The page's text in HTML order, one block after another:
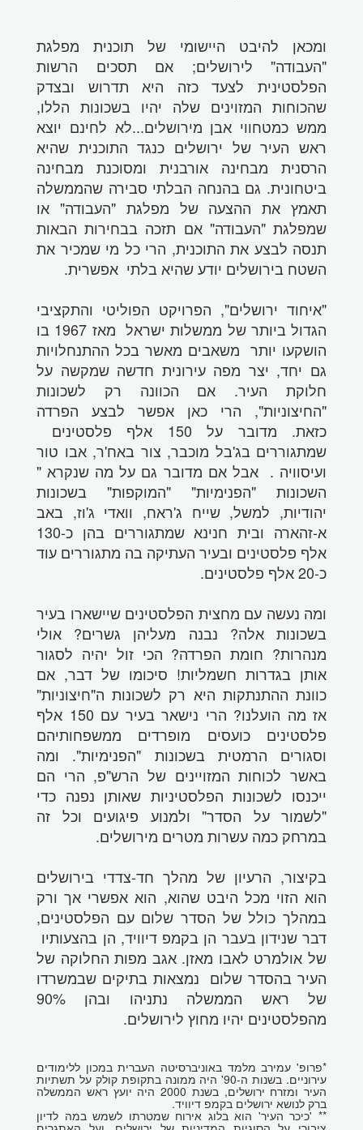
ומכאן להיבט היישומי של תוכנית מפלגת
"העבודה" לירושלים; אם תסכים הרשות
הפלסטינית לצעד כזה היא תדרוש ובצדק
שהכוחות המזוינים שלה יהיו בשכונות הללו,
ממש כמטחווי אבן מירושלים...לא לחינם יוצא
ראש העיר של ירושלים כנגד התוכנית שהיא
הרסנית מבחינה אורבנית ומסוכנת מבחינה
ביטחונית. גם בהנחה הבלתי סבירה שהממשלה
תאמץ את ההצעה של מפלגת "העבודה" או
שמפלגת "העבודה" אם תזכה בבחירות הבאות
תנסה לבצע את התוכנית, הרי כל מי שמכיר את
השטח בירושלים יודע שהיא בלתי אפשרית.
"איחוד ירושלים", הפרויקט הפוליטי והתקציבי
הגדול ביותר של ממשלות ישראל מאז 1967 בו
הושקעו יותר משאבים מאשר בכל ההתנחלויות
גם יחד, יצר מפה עירונית חדשה שמקשה על
חלוקת העיר. אם הכוונה רק לשכונות
"החיצוניות", הרי כאן אפשר לבצע הפרדה
כזאת. מדובר על 150 אלף פלסטינים
שמתגוררים בג'בל מוכבר, צור באח'ר, אבו טור
ועיסוויה . אבל אם מדובר גם על מה שנקרא "
השכונות "הפנימיות" "המוקפות" בשכונות
יהודיות, למשל, שייח ג'ראח, וואדי ג'וז, באב
א-זהארה ובית חנינא שמתגוררים בהן כ-130
אלף פלסטינים ובעיר העתיקה בה מתגוררים עוד
כ-20 אלף פלסטינים.
ומה נעשה עם מחצית הפלסטינים שיישארו בעיר
בשכונות אלה? נבנה מעליהן גשרים? אולי
מנהרות? חומת הפרדה? הכי זול יהיה לסגור
אותן בגדרות חשמליות! סיכומו של דבר, אם
כוונת ההתנתקות היא רק לשכונות ה"חיצוניות"
אז מה הועלנו? הרי נישאר בעיר עם 150 אלף
פלסטינים כועסים מופרדים ממשפחותיהם
וסגורים הרמטית בשכונות "הפנימיות". ומה
באשר לכוחות המזויינים של הרש"פ, הרי הם
ייכנסו לשכונות הפלסטיניות שאותן נפנה כדי
"לשמור על הסדר" ולמנוע פיגועים וכל זה
במרחק כמה עשרות מטרים מירושלים.
בקיצור, הרעיון של מהלך חד-צדדי בירושלים
הוא הזוי מכל היבט שהוא, הוא אפשרי אך ורק
במהלך כולל של הסדר שלום עם הפלסטינים,
דבר שנידון בעבר הן בקמפ דיוויד, הן בהצעותיו
של אולמרט לאבו מאזן. אגב מפות החלוקה של
העיר בהסדר שלום נמצאות בתיקים שבמשרדו
של ראש הממשלה נתניהו ובהן 90%
מהפלסטינים יהיו מחוץ לירושלים.
*פרופ' עמירב מלמד באוניברסיטה העברית במכון ללימודים
עירוניים. בשנות ה-90' היה ממונה בתקופת קולק על תשתיות
העיר ומזרח ירושלים, בשנת 2000 היה יועץ ראש הממשלה
ברק לנושא ירושלים בקמפ דיוויד.
** 'כיכר העיר' הוא בלוג אירוח שמטרתו לשמש במה לדיון